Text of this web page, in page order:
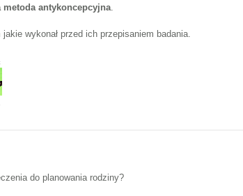
antykoncepcyjna.
wykonał przed ich przepisaniem badania.
do planowania rodziny?